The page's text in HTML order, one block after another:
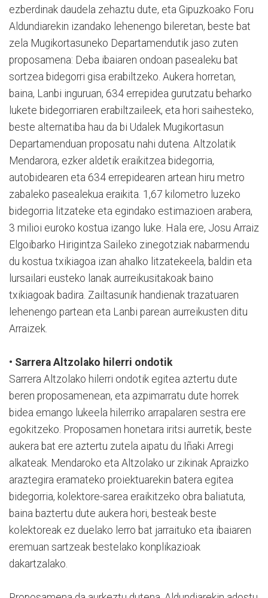
ezberdinak daudela zehaztu dute, eta Gipuzkoako Foru
Aldundiarekin izandako lehenengo bileretan, beste bat
zela Mugikortasuneko Departamendutik jaso zuten
proposamena: Deba ibaiaren ondoan pasealeku bat
sortzea bidegorri gisa erabiltzeko. Aukera horretan,
baina, Lanbi inguruan, 634 errepidea gurutzatu beharko
lukete bidegorriaren erabiltzaileek, eta hori saihesteko,
beste alternatiba hau da bi Udalek Mugikortasun
Departamenduan proposatu nahi dutena. Altzolatik
Mendarora, ezker aldetik eraikitzea bidegorria,
autobidearen eta 634 errepidearen artean hiru metro
zabaleko pasealekua eraikita. 1,67 kilometro luzeko
bidegorria litzateke eta egindako estimazioen arabera,
3 milioi euroko kostua izango luke. Hala ere, Josu Arraiz
Elgoibarko Hirigintza Saileko zinegotziak nabarmendu
du kostua txikiagoa izan ahalko litzatekeela, baldin eta
lursailari eusteko lanak aurreikusitakoak baino
txikiagoak badira. Zailtasunik handienak trazatuaren
lehenengo partean eta Lanbi parean aurreikusten ditu
Arraizek.
• Sarrera Altzolako hilerri ondotik
Sarrera Altzolako hilerri ondotik egitea aztertu dute
beren proposamenean, eta azpimarratu dute horrek
bidea emango lukeela hilerriko arrapalaren sestra ere
egokitzeko. Proposamen honetara iritsi aurretik, beste
aukera bat ere aztertu zutela aipatu du Iñaki Arregi
alkateak. Mendaroko eta Altzolako ur zikinak Apraizko
araztegira eramateko proiektuarekin batera egitea
bidegorria, kolektore-sarea eraikitzeko obra baliatuta,
baina baztertu dute aukera hori, besteak beste
kolektoreak ez duelako lerro bat jarraituko eta ibaiaren
eremuan sartzeak bestelako konplikazioak
dakartzalako.